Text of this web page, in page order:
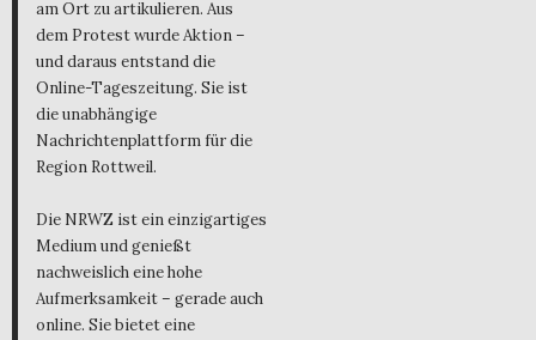
am Ort zu artikulieren. Aus
dem Protest wurde Aktion –
und daraus entstand die
Online-Tageszeitung. Sie ist
die unabhängige
Nachrichtenplattform für die
Region Rottweil.
Die NRWZ ist ein einzigartiges
Medium und genießt
nachweislich eine hohe
Aufmerksamkeit – gerade auch
online. Sie bietet eine